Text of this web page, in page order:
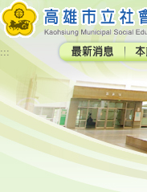
:::